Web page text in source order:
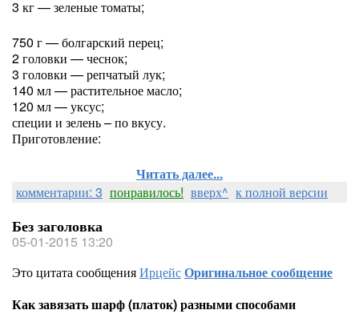
3 кг — зеленые томаты;
750 г — болгарский перец;
2 головки — чеснок;
3 головки — репчатый лук;
140 мл — растительное масло;
120 мл — уксус;
специи и зелень – по вкусу.
Приготовление:
Читать далее...
комментарии: 3 понравилось! вверх^ к полной версии
Без заголовка
05-01-2015 13:20
Это цитата сообщенияИрцейсОригинальное сообщение
Как завязать шарф (платок) разными способами